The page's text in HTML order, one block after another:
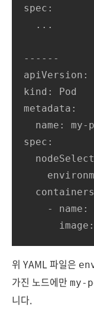
spec:
------
apiVersion:
kind: Pod
metadata:
spec:
위 YAML 파일은
가진 노드에만 my-
니다.